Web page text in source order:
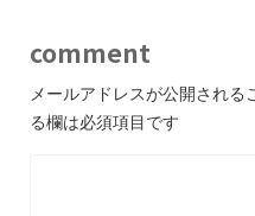
comment
メールアドレスが公開される
る欄は必須項目です